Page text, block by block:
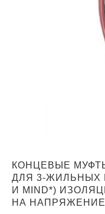
КОНЦЕВЫЕ
ДЛЯ 3-ЖИЛЬНЫХ
И MIND*)
НА НАПРЯЖЕНИЕ